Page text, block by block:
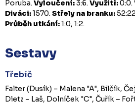
Poruba.Vyloučení:3:6.Využití:0:0.
Diváci:1570.Střely na branku:
Průběh utkání:1:0, 1:2.
Sestavy
Třebíč
Falter (Dusík) – Malena "A", Bilčík,
Dietz – Laš, Dolníček "C", Čuřík –